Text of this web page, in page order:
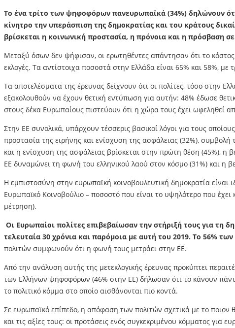
Το ένα τρίτο των ψηφοφόρων πανευρωπαϊκά (34%) δηλώνουν
κίνητρο την υπεράσπιση της δημοκρατίας και του κράτους
βρίσκεται η κοινωνική προστασία, η πρόνοια και η πρόσβαση
Μεταξύ όσων δεν ψήφισαν, οι ερωτηθέντες απάντησαν ότι το
εκλογές. Τα αντίστοιχα ποσοστά στην Ελλάδα είναι 65% και 58%,
Τα αποτελέσματα της έρευνας δείχνουν ότι οι πολίτες, τόσο στην
εξακολουθούν να έχουν θετική εντύπωση για αυτήν: 48% έδωσε
στους δέκα Ευρωπαίους πιστεύουν ότι η χώρα τους έχει ωφεληθεί
Στην ΕΕ συνολικά, υπάρχουν τέσσερις βασικοί λόγοι για τους
προστασία της ειρήνης και ενίσχυση της ασφάλειας (32%),
και η ενίσχυση της ασφάλειας βρίσκεται στην πρώτη θέση (45%), η
ΕΕ δυναμώνει τη φωνή του ελληνικού λαού στον κόσμο (31%) και η
Η εμπιστοσύνη στην ευρωπαϊκή κοινοβουλευτική δημοκρατία είναι
Ευρωπαϊκό Κοινοβούλιο – ποσοστό που είναι το υψηλότερο που
μέτρηση).
Οι Ευρωπαίοι πολίτες επιβεβαίωσαν την στήριξή τους για τη
τελευταία 30 χρόνια και παρόμοια με αυτή του 2019. Το 56%
πολιτών συμφωνούν ότι η φωνή τους μετράει στην ΕΕ.
Από την ανάλυση αυτής της μετεκλογικής έρευνας προκύπτει
των Ελλήνων ψηφοφόρων (46% στην ΕΕ) δήλωσαν ότι το κάνουν
το πολιτικό κόμμα στο οποίο αισθάνονται πιο κοντά.
Σε ευρωπαϊκό επίπεδο, η απόφαση των πολιτών σχετικά με το ποιον
και τις αξίες τους: οι προτάσεις ενός συγκεκριμένου κόμματος